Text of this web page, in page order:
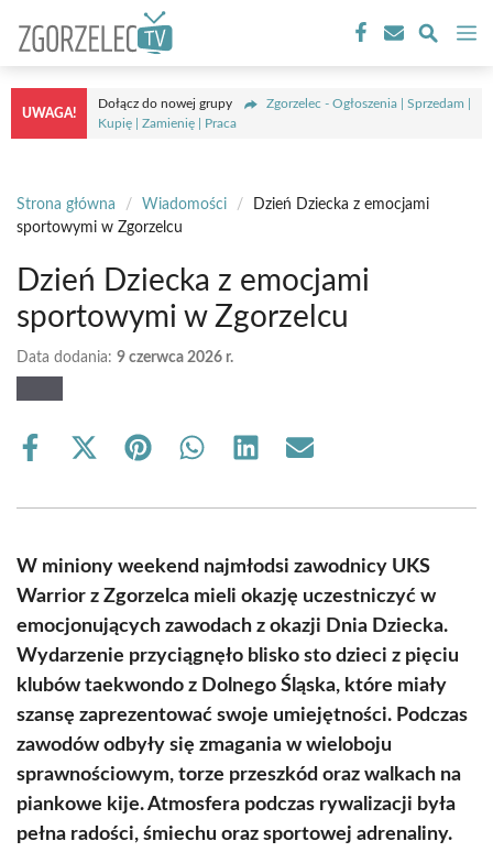
treści
UWAGA!
Dołącz do nowej grupy
Zgorzelec - Ogłoszenia | Sprzedam |
Kupię | Zamienię | Praca
Strona główna / Wiadomości /
Dzień Dziecka z emocjami
sportowymi w Zgorzelcu
Dzień Dziecka z emocjami
sportowymi w Zgorzelcu
Data dodania: 9 czerwca 2026 r.
Share
Share
(Twitter)
Share Share Share Share
W miniony weekend najmłodsi zawodnicy UKS
Warrior z Zgorzelca mieli okazję uczestniczyć w
emocjonujących zawodach z okazji Dnia Dziecka.
Wydarzenie przyciągnęło blisko sto dzieci z pięciu
klubów taekwondo z Dolnego Śląska, które miały
szansę zaprezentować swoje umiejętności. Podczas
zawodów odbyły się zmagania w wieloboju
sprawnościowym, torze przeszkód oraz walkach na
piankowe kije. Atmosfera podczas rywalizacji była
pełna radości, śmiechu oraz sportowej adrenaliny.